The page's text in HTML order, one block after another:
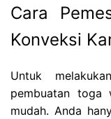
Cara
Konveksi
Untuk
pembuatan toga
mudah. Anda